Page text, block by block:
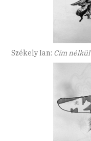
Székely Ian: Cím nélkül